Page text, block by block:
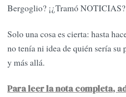
Bergoglio? ¡¿Tramó
Solo una cosa es cierta: hasta
no tenía ni idea de quién sería su
y más allá.
Para leer la nota completa,